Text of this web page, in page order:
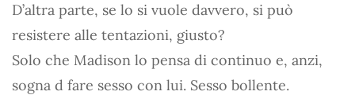
D’altra parte, se lo si vuole davvero, si può
resistere alle tentazioni, giusto?
Solo che Madison lo pensa di continuo e, anzi,
sogna d fare sesso con lui. Sesso bollente.